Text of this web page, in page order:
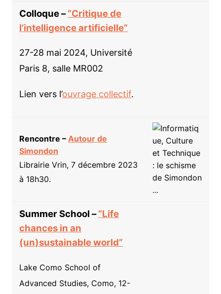
Colloque –“Critique de
l’intelligence artificielle”
27-28 mai 2024, Université
Paris 8, salle MR002
Lien vers l’ouvrage collectif.
Rencontre – Autour de
Simondon
Librairie Vrin, 7 décembre 2023
à 18h30.
Summer School –“Life
chances in an
(un)sustainable world”
Lake Como School of
Advanced Studies, Como, 12-